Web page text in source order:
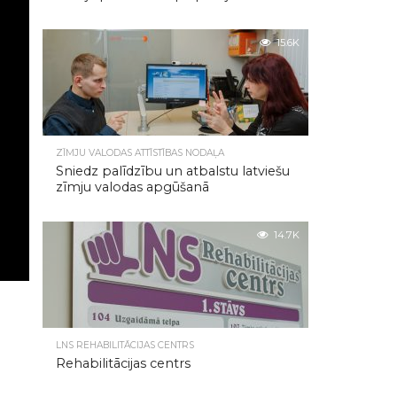
15.6K
ZĪMJU VALODAS ATTĪSTĪBAS NODAĻA
Sniedz palīdzību un atbalstu latviešu
zīmju valodas apgūšanā
14.7K
LNS REHABILITĀCIJAS CENTRS
Rehabilitācijas centrs